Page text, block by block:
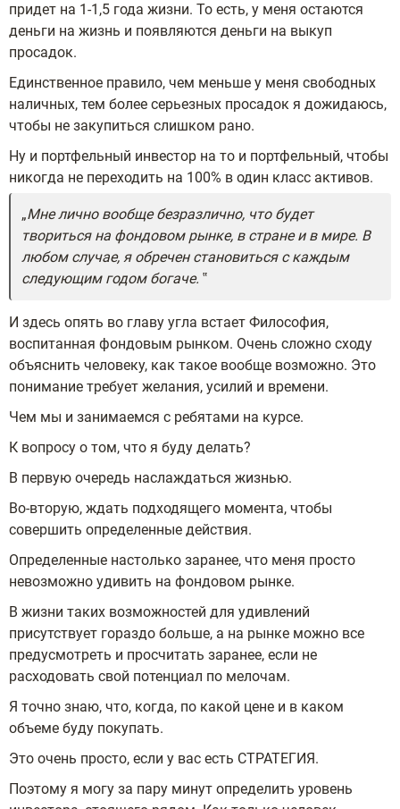
придет на 1-1,5 года жизни. То есть, у меня остаются
деньги на жизнь и появляются деньги на выкуп
просадок.
Единственное правило, чем меньше у меня свободных
наличных, тем более серьезных просадок я дожидаюсь,
чтобы не закупиться слишком рано.
Ну и портфельный инвестор на то и портфельный, чтобы
никогда не переходить на 100% в один класс активов.
Мне лично вообще безразлично, что будет
твориться на фондовом рынке, в стране и в мире. В
любом случае, я обречен становиться с каждым
следующим годом богаче.
И здесь опять во главу угла встает Философия,
воспитанная фондовым рынком. Очень сложно сходу
объяснить человеку, как такое вообще возможно. Это
понимание требует желания, усилий и времени.
Чем мы и занимаемся с ребятами на курсе.
К вопросу о том, что я буду делать?
В первую очередь наслаждаться жизнью.
Во-вторую, ждать подходящего момента, чтобы
совершить определенные действия.
Определенные настолько заранее, что меня просто
невозможно удивить на фондовом рынке.
В жизни таких возможностей для удивлений
присутствует гораздо больше, а на рынке можно все
предусмотреть и просчитать заранее, если не
расходовать свой потенциал по мелочам.
Я точно знаю, что, когда, по какой цене и в каком
объеме буду покупать.
Это очень просто, если у вас есть СТРАТЕГИЯ.
Поэтому я могу за пару минут определить уровень